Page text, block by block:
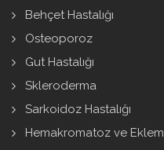
Behçet Hastalığı
Osteoporoz
Gut Hastalığı
Skleroderma
Sarkoidoz Hastalığı
Hemakromatoz ve Eklem